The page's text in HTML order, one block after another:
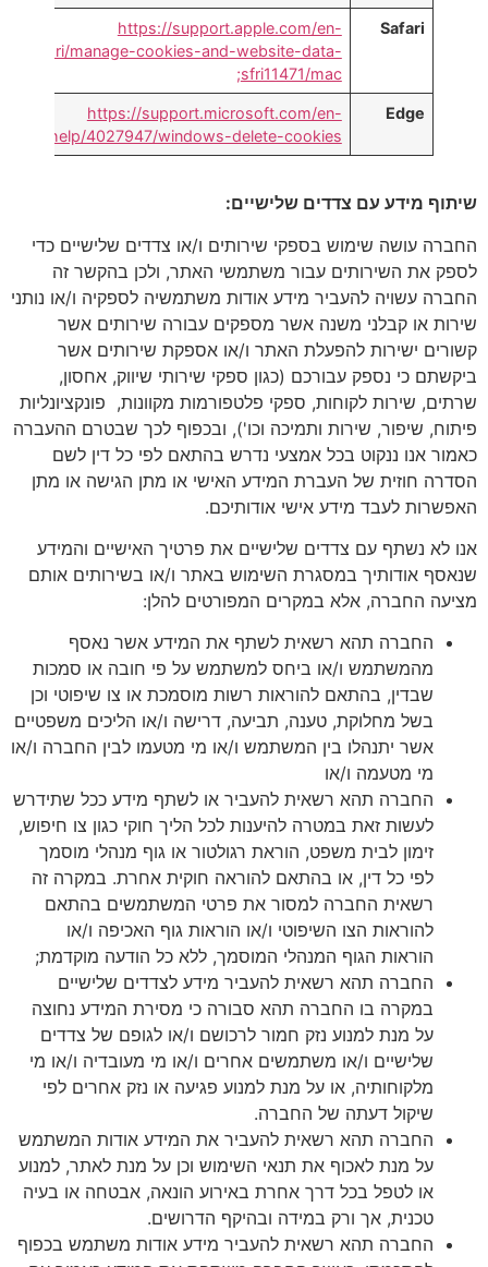
Safari
https://support.apple.com/en-
safari/manage-cookies-and-website-data-
sfri11471/mac;
Edge
https://support.microsoft.com/en-
us/help/4027947/windows-delete-cookies
שיתוף מידע עם צדדים שלישיים:
החברה עושה שימוש בספקי שירותים ו/או צדדים שלישיים כדי
לספק את השירותים עבור משתמשי האתר, ולכן בהקשר זה
החברה עשויה להעביר מידע אודות משתמשיה לספקיה ו/או נותני
שירות או קבלני משנה אשר מספקים עבורה שירותים אשר
קשורים ישירות להפעלת האתר ו/או אספקת שירותים אשר
ביקשתם כי נספק עבורכם (כגון ספקי שירותי שיווק, אחסון,
שרתים, שירות לקוחות, ספקי פלטפורמות מקוונות, פונקציונליות
פיתוח, שיפור, שירות ותמיכה וכו'), ובכפוף לכך שבטרם ההעברה
כאמור אנו ננקוט בכל אמצעי נדרש בהתאם לפי כל דין לשם
הסדרה חוזית של העברת המידע האישי או מתן הגישה או מתן
האפשרות לעבד מידע אישי אודותיכם.
אנו לא נשתף עם צדדים שלישיים את פרטיך האישיים והמידע
שנאסף אודותיך במסגרת השימוש באתר ו/או בשירותים אותם
מציעה החברה, אלא במקרים המפורטים להלן:
החברה תהא רשאית לשתף את המידע אשר נאסף
מהמשתמש ו/או ביחס למשתמש על פי חובה או סמכות
שבדין, בהתאם להוראות רשות מוסמכת או צו שיפוטי וכן
בשל מחלוקת, טענה, תביעה, דרישה ו/או הליכים משפטיים
אשר יתנהלו בין המשתמש ו/או מי מטעמו לבין החברה ו/או
מי מטעמה ו/או
החברה תהא רשאית להעביר או לשתף מידע ככל שתידרש
לעשות זאת במטרה להיענות לכל הליך חוקי כגון צו חיפוש,
זימון לבית משפט, הוראת רגולטור או גוף מנהלי מוסמך
לפי כל דין, או בהתאם להוראה חוקית אחרת. במקרה זה
רשאית החברה למסור את פרטי המשתמשים בהתאם
להוראות הצו השיפוטי ו/או הוראות גוף האכיפה ו/או
הוראות הגוף המנהלי המוסמך, ללא כל הודעה מוקדמת;
החברה תהא רשאית להעביר מידע לצדדים שלישיים
במקרה בו החברה תהא סבורה כי מסירת המידע נחוצה
על מנת למנוע נזק חמור לרכושם ו/או לגופם של צדדים
שלישיים ו/או משתמשים אחרים ו/או מי מעובדיה ו/או מי
מלקוחותיה, או על מנת למנוע פגיעה או נזק אחרים לפי
שיקול דעתה של החברה.
החברה תהא רשאית להעביר את המידע אודות המשתמש
על מנת לאכוף את תנאי השימוש וכן על מנת לאתר, למנוע
או לטפל בכל דרך אחרת באירוע הונאה, אבטחה או בעיה
טכנית, אך ורק במידה ובהיקף הדרושים.
החברה תהא רשאית להעביר מידע אודות משתמש בכפוף